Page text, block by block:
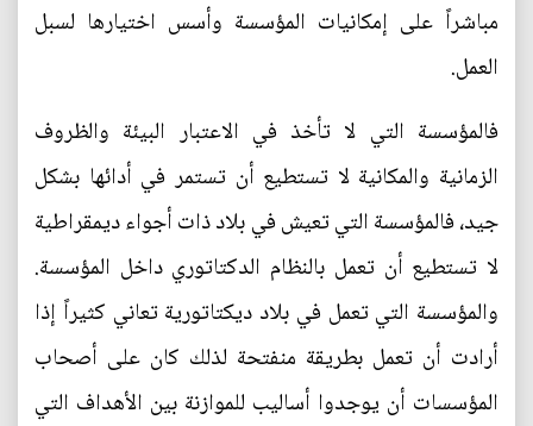
مباشراً على إمكانيات المؤسسة وأسس اختيارها لسبل
العمل.
فالمؤسسة التي لا تأخذ في الاعتبار البيئة والظروف
الزمانية والمكانية لا تستطيع أن تستمر في أدائها بشكل
جيد، فالمؤسسة التي تعيش في بلاد ذات أجواء ديمقراطية
لا تستطيع أن تعمل بالنظام الدكتاتوري داخل المؤسسة.
والمؤسسة التي تعمل في بلاد ديكتاتورية تعاني كثيراً إذا
أرادت أن تعمل بطريقة منفتحة لذلك كان على أصحاب
المؤسسات أن يوجدوا أساليب للموازنة بين الأهداف التي